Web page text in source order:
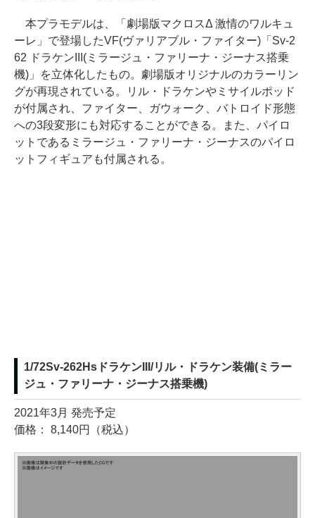
本プラモデルは、「劇場版マクロスΔ 激情のワルキュ
ーレ」で登場したVF(ヴァリアブル・ファイター)「Sv-2
62 ドラケンIII(ミラージュ・ファリーナ・ジーナス搭乗
機)」を立体化したもの。劇場版オリジナルのカラーリン
グが再現されている。リル・ドラケンやミサイルポッド
が付属され、ファイター、ガウォーク、バトロイド形態
への3段変形にも対応することができる。また、パイロ
ットであるミラージュ・ファリーナ・ジーナスのパイロ
ットフィギュアも付属される。
1/72Sv-262HsドラケンIII/リル・ドラケン装備(ミラー
ジュ・ファリーナ・ジーナス搭乗機)
2021年3月 発売予定
価格： 8,140円（税込）